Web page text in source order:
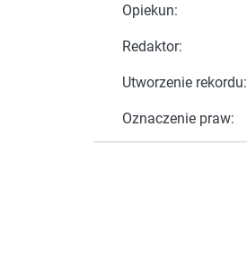
Opiekun:
Redaktor:
Utworzenie rekordu:
Oznaczenie praw: